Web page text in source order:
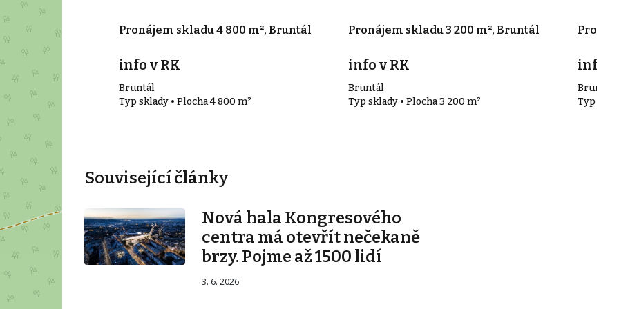
m², Krnov Pronájem skladu 4 800 m², Bruntál
info v RK
Bruntál
Typ sklady • Plocha 4 800 m²
Pronájem skladu 3 200 m², Bruntál
info v RK
Bruntál
Typ sklady • Plocha 3 200 m²
info v
Bruntál
Typ
Související články
Nová hala Kongresového
centra má otevřít nečekaně
brzy. Pojme až 1500 lidí
3. 6. 2026